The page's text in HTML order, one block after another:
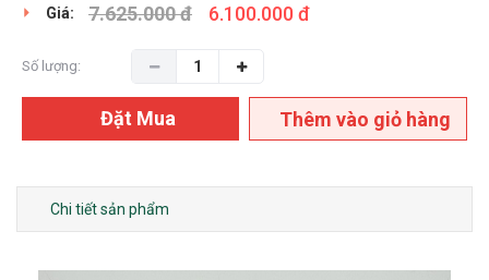
Giá: 7.625.000 đ 6.100.000 đ
Số lượng:
Đặt Mua Thêm vào giỏ hàng
Chi tiết sản phẩm